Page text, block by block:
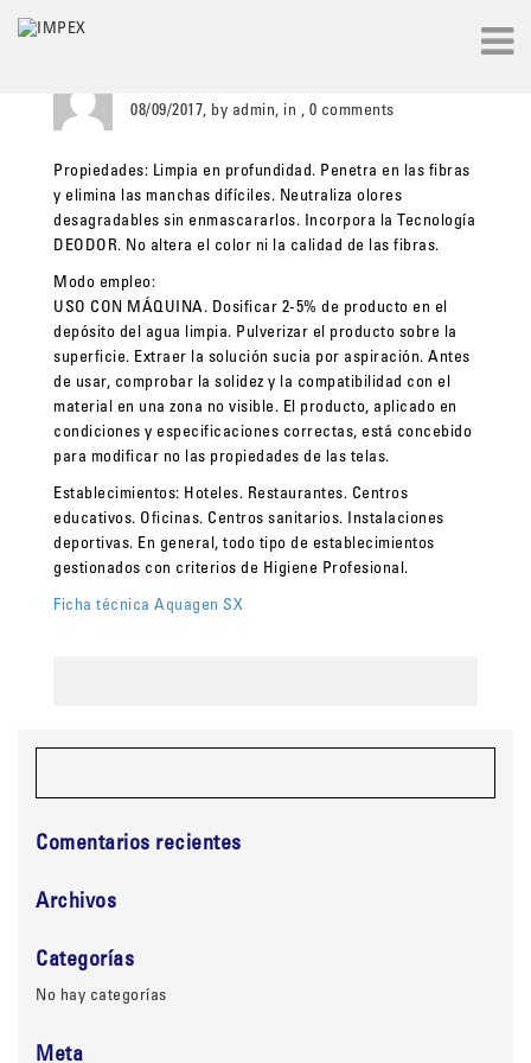
08/09/2017, by admin, in , 0 comments
Propiedades: Limpia en profundidad. Penetra en las fibras
y elimina las manchas difíciles. Neutraliza olores
desagradables sin enmascararlos. Incorpora la Tecnología
DEODOR. No altera el color ni la calidad de las fibras.
Modo empleo:
USO CON MÁQUINA. Dosificar 2-5% de producto en el
depósito del agua limpia. Pulverizar el producto sobre la
superficie. Extraer la solución sucia por aspiración. Antes
de usar, comprobar la solidez y la compatibilidad con el
material en una zona no visible. El producto, aplicado en
condiciones y especificaciones correctas, está concebido
para modificar no las propiedades de las telas.
Establecimientos: Hoteles. Restaurantes. Centros
educativos. Oficinas. Centros sanitarios. Instalaciones
deportivas. En general, todo tipo de establecimientos
gestionados con criterios de Higiene Profesional.
Ficha técnica Aquagen SX
Comentarios recientes
Archivos
Categorías
No hay categorías
Meta